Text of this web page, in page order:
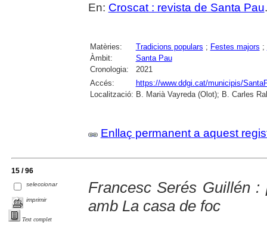
En: Croscat : revista de Santa Pau
Matèries: Tradicions populars ; Festes majors ;
Àmbit:
Santa Pau
Cronologia:
2021
Accés:
https://www.ddgi.cat/municipis/
Localització: B. Marià Vayreda (Olot); B. Carles
Enllaç permanent a aquest
15 / 96
seleccionar
imprimir
Text complet
Francesc Serés Guillén :
amb La casa de foc